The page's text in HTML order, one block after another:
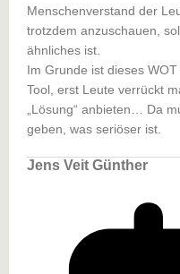
Menschenverstand der
trotzdem anzuschauen,
ähnliches ist.
Im Grunde ist dieses
Tool, erst Leute verrückt
„Lösung“ anbieten… Da
geben, was seriöser ist.
Jens Veit Günther